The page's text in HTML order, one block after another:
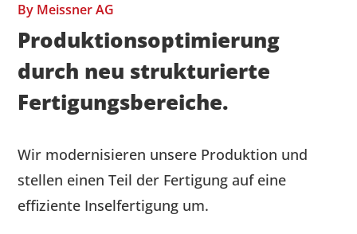
By Meissner AG
Produktionsoptimierung
durch neu strukturierte
Fertigungsbereiche.
Wir modernisieren unsere Produktion und
stellen einen Teil der Fertigung auf eine
effiziente Inselfertigung um.